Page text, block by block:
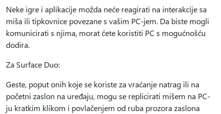
Neke igre i aplikacije možda neće reagirati na interakcije sa
miša ili tipkovnice povezane s vašim PC-jem. Da biste mogli
komunicirati s njima, morat ćete koristiti PC s mogućnošću
dodira.
Za Surface Duo:
Geste, poput onih koje se koriste za vraćanje natrag ili na
početni zaslon na uređaju, mogu se replicirati mišem na PC-
ju kratkim klikom i povlačenjem od ruba prozora zaslona